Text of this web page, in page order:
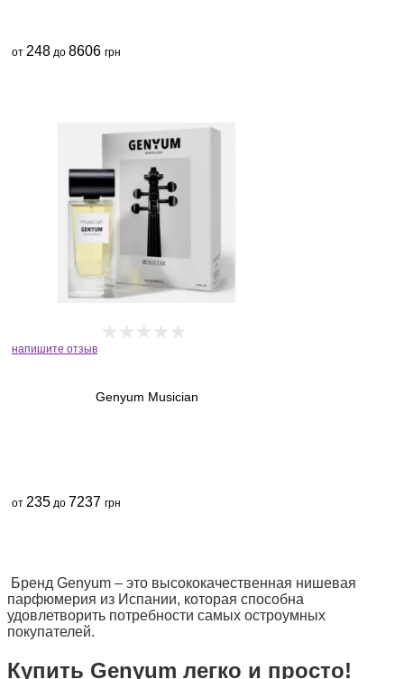
от 248 до 8606 грн
напишите отзыв
Genyum Musician
от 235 до 7237 грн
Бренд Genyum – это высококачественная нишевая
парфюмерия из Испании, которая способна
удовлетворить потребности самых остроумных
покупателей.
Купить Genyum легко и просто!